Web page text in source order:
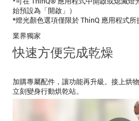
始預設為「開啟」）
*燈光顏色選項僅限於 ThinQ 應用程式所
業界獨家
快速方便完成乾燥
加購專屬配件，讓功能再升級。接上烘
立刻變身行動烘乾站。